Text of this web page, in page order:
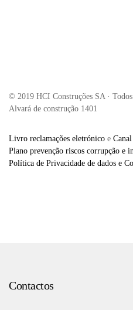
© 2019 HCI Construções SA ·
Alvará de construção 1401
Livro reclamações eletrónico e
Plano prevenção riscos corrupção e
Política de Privacidade de dados e
Contactos